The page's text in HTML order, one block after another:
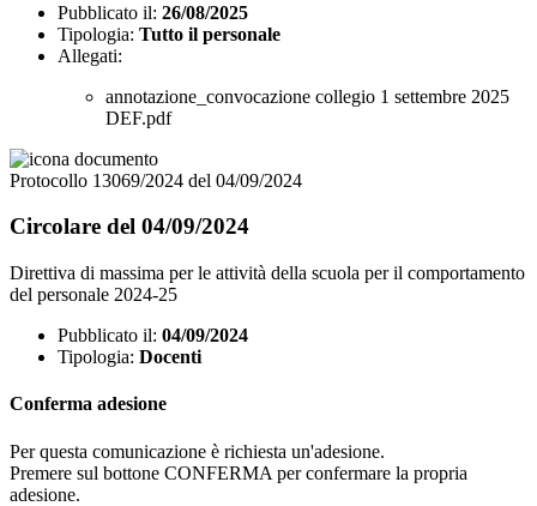
Pubblicato il: 26/08/2025
Tipologia: Tutto il personale
Allegati:
annotazione_convocazione collegio 1 settembre 2025
DEF.pdf
Protocollo 13069/2024 del 04/09/2024
Circolare del 04/09/2024
Direttiva di massima per le attività della scuola per il comportamento
del personale 2024-25
Pubblicato il: 04/09/2024
Tipologia: Docenti
Conferma adesione
Per questa comunicazione è richiesta un'adesione.
Premere sul bottone CONFERMA per confermare la propria
adesione.